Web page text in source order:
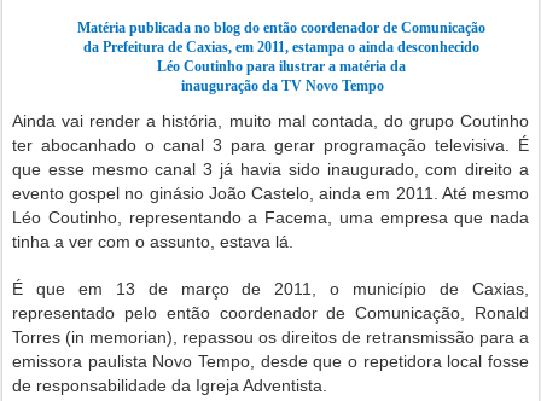
Matéria publicada no blog do então coordenador de Comunicação
da Prefeitura de Caxias, em 2011, estampa o ainda desconhecido
Léo Coutinho para ilustrar a matéria da
inauguração da TV Novo Tempo
Ainda vai render a história, muito mal contada, do grupo Coutinho
ter abocanhado o canal 3 para gerar programação televisiva. É
que esse mesmo canal 3 já havia sido inaugurado, com direito a
evento gospel no ginásio João Castelo, ainda em 2011. Até mesmo
Léo Coutinho, representando a Facema, uma empresa que nada
tinha a ver com o assunto, estava lá.
É que em 13 de março de 2011, o município de Caxias,
representado pelo então coordenador de Comunicação, Ronald
Torres (in memorian), repassou os direitos de retransmissão para a
emissora paulista Novo Tempo, desde que o repetidora local fosse
de responsabilidade da Igreja Adventista.